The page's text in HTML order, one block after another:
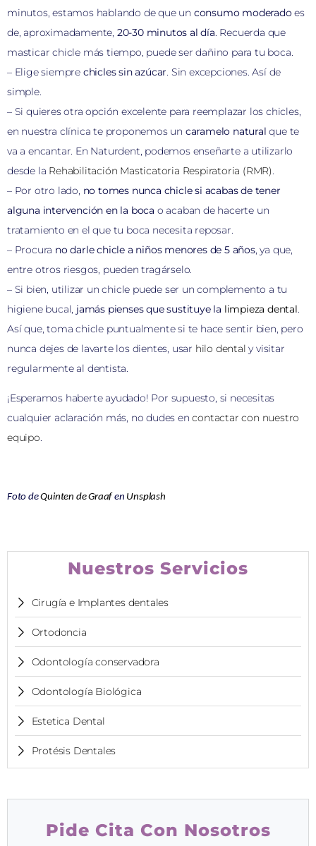
minutos, estamos hablando de que un consumo moderadoes
de, aproximadamente, 20-30 minutos al día. Recuerda que
masticar chicle más tiempo, puede ser dañino para tu boca.
– Elige siempre chicles sin azúcar. Sin excepciones. Así de
simple.
– Si quieres otra opción excelente para reemplazar los chicles,
en nuestra clínica te proponemos un caramelo natural que te
va a encantar. En Naturdent, podemos enseñarte a utilizarlo
desde la Rehabilitación Masticatoria Respiratoria (RMR).
– Por otro lado, no tomes nunca chicle si acabas de tener
alguna intervención en la boca o acaban de hacerte un
tratamiento en el que tu boca necesita reposar.
– Procura no darle chicle a niños menores de 5 años, ya que,
entre otros riesgos, pueden tragárselo.
– Si bien, utilizar un chicle puede ser un complemento a tu
higiene bucal, jamás pienses que sustituye la limpieza dental.
Así que, toma chicle puntualmente si te hace sentir bien, pero
nunca dejes de lavarte los dientes, usar hilo dental y visitar
regularmente al dentista.
¡Esperamos haberte ayudado! Por supuesto, si necesitas
cualquier aclaración más, no dudes encontactar con nuestro
equipo.
Foto deQuinten de Graaf en Unsplash
Nuestros Servicios
Cirugía e Implantes dentales
Ortodoncia
Odontología conservadora
Odontología Biológica
Estetica Dental
Protésis Dentales
Pide Cita Con Nosotros